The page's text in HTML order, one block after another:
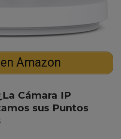
Amazon
Cámara IP
sus Puntos